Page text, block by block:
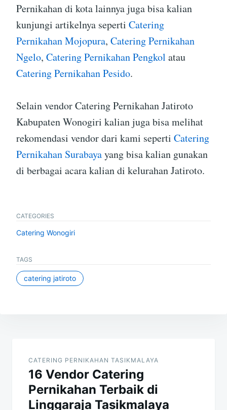
Pernikahan di kota lainnya juga bisa kalian
kunjungi artikelnya seperti Catering
Pernikahan Mojopura, Catering Pernikahan
Ngelo, Catering Pernikahan Pengkol atau
Catering Pernikahan Pesido.
Selain vendor Catering Pernikahan Jatiroto
Kabupaten Wonogiri kalian juga bisa melihat
rekomendasi vendor dari kami seperti Catering
Pernikahan Surabayayang bisa kalian gunakan
di berbagai acara kalian di kelurahan Jatiroto.
CATEGORIES
Catering Wonogiri
TAGS
catering jatiroto
navigation
CATERING PERNIKAHAN TASIKMALAYA
16 Vendor Catering
Pernikahan Terbaik di
Linggaraja Tasikmalaya